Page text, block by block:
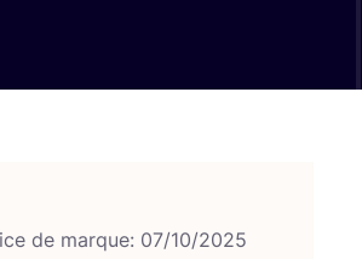
de marque: 07/10/2025